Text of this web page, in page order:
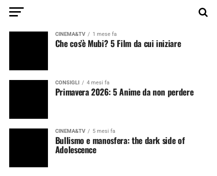
CINEMA&TV 1 mese fa
Che cos’è Mubi? 5 Film da cui iniziare
CONSIGLI 4 mesi fa
Primavera 2026: 5 Anime da non perdere
CINEMA&TV 5 mesi fa
Bullismo e manosfera: the dark side of
Adolescence